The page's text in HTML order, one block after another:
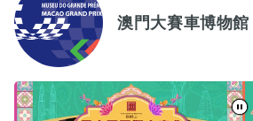
澳門大賽車博物館